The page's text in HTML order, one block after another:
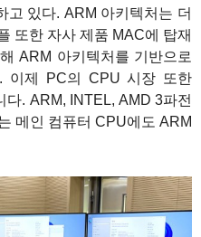
고 있다. ARM 아키텍처는 더
또한 자사 제품 MAC에 탑재
ARM 아키텍처를 기반으로
이제 PC의 CPU 시장 또한
다. ARM, INTEL, AMD 3파전
메인 컴퓨터 CPU에도 ARM